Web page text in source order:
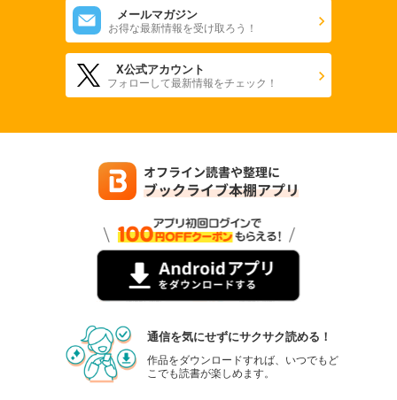
メールマガジン
お得な最新情報を受け取ろう！
X公式アカウント
フォローして最新情報をチェック！
通信を気にせずにサクサク読める！
作品をダウンロードすれば、いつでもど
こでも読書が楽しめます。